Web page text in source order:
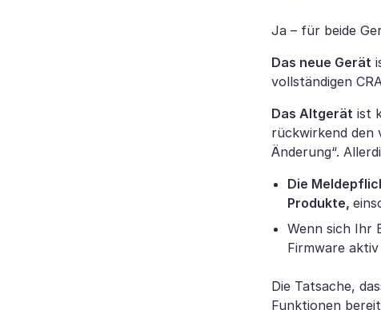
Ja – für beide
Das neue Gerät
vollständigen
Das Altgerät ist
rückwirkend den
Änderung“.
Die
Produkte,
Wenn sich Ihr
Firmware
Die Tatsache,
Funktionen